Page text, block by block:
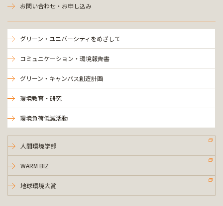
お問い合わせ・お申し込み
グリーン・ユニバーシティをめざして
コミュニケーション・環境報告書
グリーン・キャンパス創造計画
環境教育・研究
環境負荷低減活動
人間環境学部
WARM BIZ
地球環境大賞